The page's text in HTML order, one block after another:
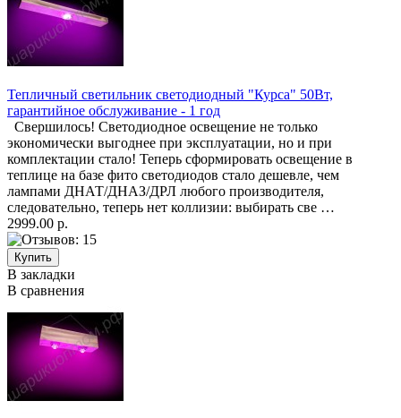
Тепличный светильник светодиодный "Курса" 50Вт,
гарантийное обслуживание - 1 год
Свершилось! Светодиодное освещение не только
экономически выгоднее при эксплуатации, но и при
комплектации стало! Теперь сформировать освещение в
теплице на базе фито светодиодов стало дешевле, чем
лампами ДНАТ/ДНАЗ/ДРЛ любого производителя,
следовательно, теперь нет коллизии: выбирать све …
2999.00 р.
В закладки
В сравнения